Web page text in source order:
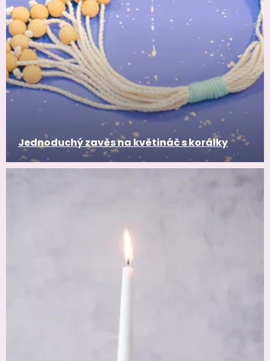
Jednoduchý zavěs na květináč s korálky